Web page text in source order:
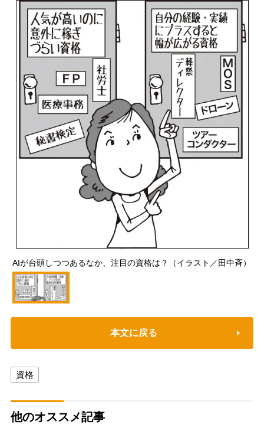
AIが台頭しつつあるなか、注目の資格は？（イラスト／田中斉）
本文に戻る
資格
他のオススメ記事